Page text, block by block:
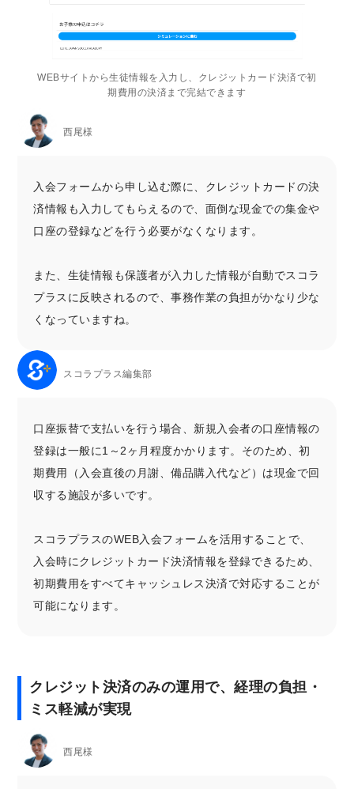
WEBサイトから生徒情報を入力し、クレジットカード決済で初
期費用の決済まで完結できます
西尾様
入会フォームから申し込む際に、クレジットカードの決
済情報も入力してもらえるので、面倒な現金での集金や
口座の登録などを行う必要がなくなります。
また、生徒情報も保護者が入力した情報が自動でスコラ
プラスに反映されるので、事務作業の負担がかなり少な
くなっていますね。
スコラプラス編集部
口座振替で支払いを行う場合、新規入会者の口座情報の
登録は一般に1～2ヶ月程度かかります。そのため、初
期費用（入会直後の月謝、備品購入代など）は現金で回
収する施設が多いです。
スコラプラスのWEB入会フォームを活用することで、
入会時にクレジットカード決済情報を登録できるため、
初期費用をすべてキャッシュレス決済で対応することが
可能になります。
クレジット決済のみの運用で、経理の負担・
ミス軽減が実現
西尾様